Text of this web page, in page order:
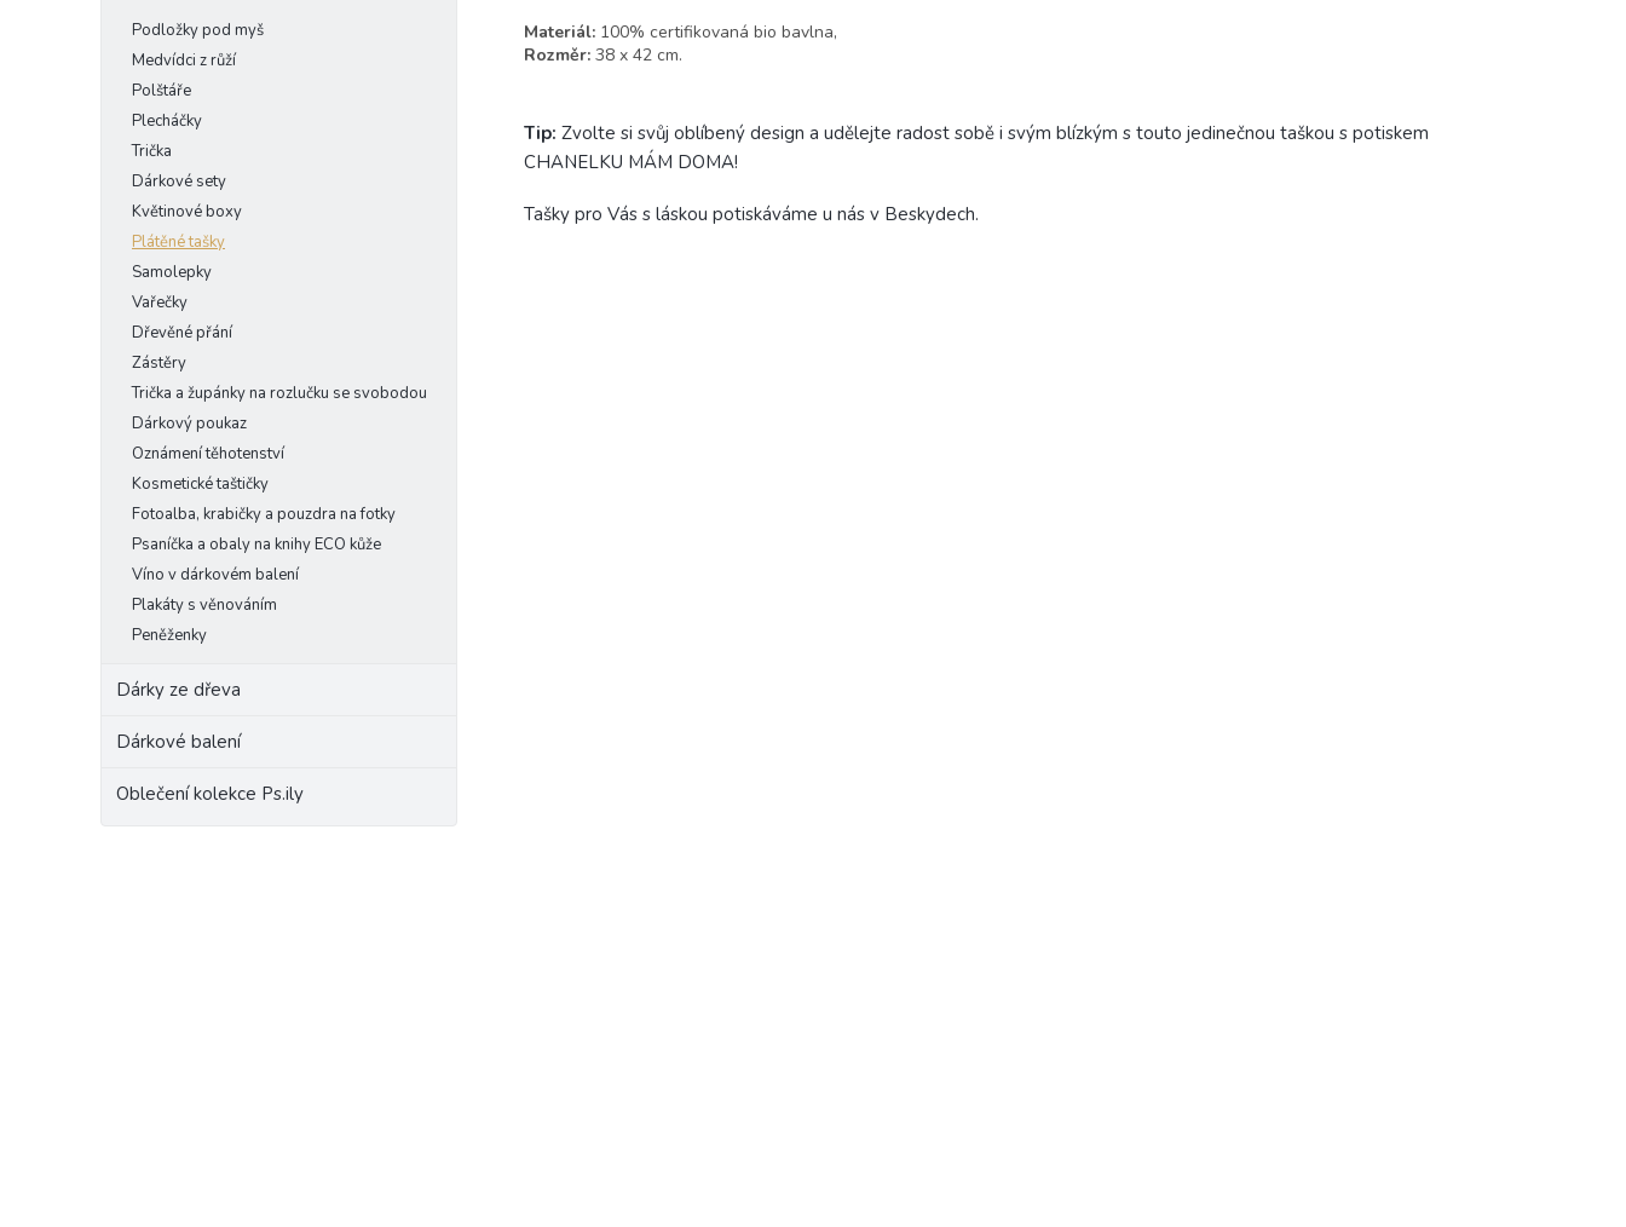
Podložky pod myš
Medvídci z růží
Polštáře
Plecháčky
Trička
Dárkové sety
Květinové boxy
Plátěné tašky
Samolepky
Vařečky
Dřevěné přání
Zástěry
Trička a župánky na rozlučku se svobodou
Dárkový poukaz
Oznámení těhotenství
Kosmetické taštičky
Fotoalba, krabičky a pouzdra na fotky
Psaníčka a obaly na knihy ECO kůže
Víno v dárkovém balení
Plakáty s věnováním
Peněženky
Dárky ze dřeva
Dárkové balení
Oblečení kolekce Ps.ily
Materiál: 100% certifikovaná bio bavlna,
Rozměr: 38 x 42 cm.
Tip: Zvolte si svůj oblíbený design a udělejte radost sobě i svým blízkým s touto jedinečnou taškou s potiskem
CHANELKU MÁM DOMA!
Tašky pro Vás s láskou potiskáváme u nás v Beskydech.